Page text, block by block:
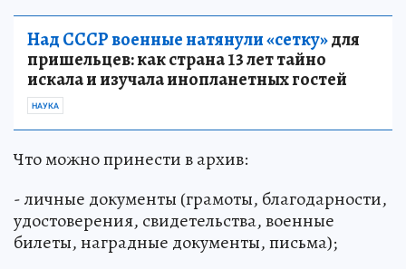
Над СССР военные натянули «сетку»для
пришельцев: как страна 13 лет тайно
искала и изучала инопланетных гостей
НАУКА
Что можно принести в архив:
- личные документы (грамоты, благодарности,
удостоверения, свидетельства, военные
билеты, наградные документы, письма);